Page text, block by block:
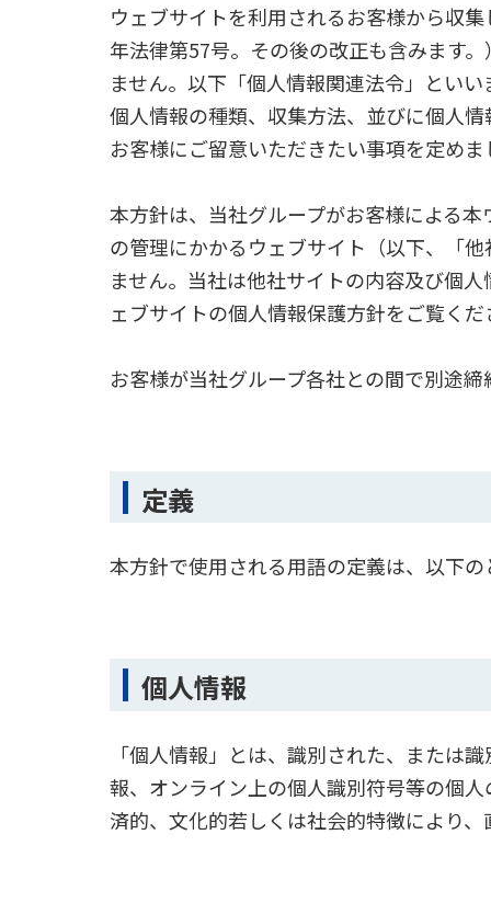
ウェブサイトを利用されるお客様から収
年法律第57号。その後の改正も含みます
ません。以下「個人情報関連法令」とい
個人情報の種類、収集方法、並びに個人
お客様にご留意いただきたい事項を定めま
本方針は、当社グループがお客様による
の管理にかかるウェブサイト（以下、「
ません。当社は他社サイトの内容及び個
ェブサイトの個人情報保護方針をご覧く
お客様が当社グループ各社との間で別途
定義
本方針で使用される用語の定義は、以下の
個人情報
「個人情報」とは、識別された、または
報、オンライン上の個人識別符号等の個
済的、文化的若しくは社会的特徴により